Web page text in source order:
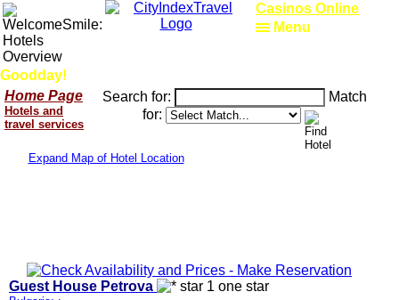
Goodday!
Casinos Online
Home Page
Hotels and
travel services
Search for:
Match
for:
Expand Map of Hotel Location
Guest House Petrova
Menu